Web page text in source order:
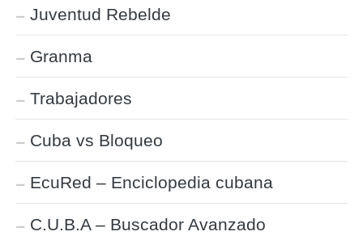
Juventud Rebelde
Granma
Trabajadores
Cuba vs Bloqueo
EcuRed – Enciclopedia cubana
C.U.B.A – Buscador Avanzado